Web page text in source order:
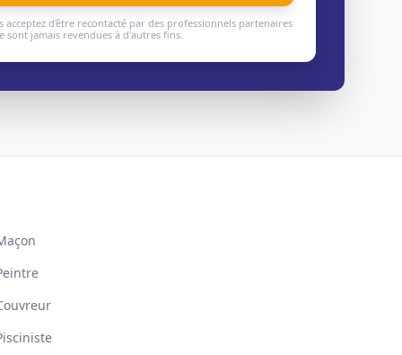
d'être recontacté par des professionnels partenaires
jamais revendues à d'autres fins.